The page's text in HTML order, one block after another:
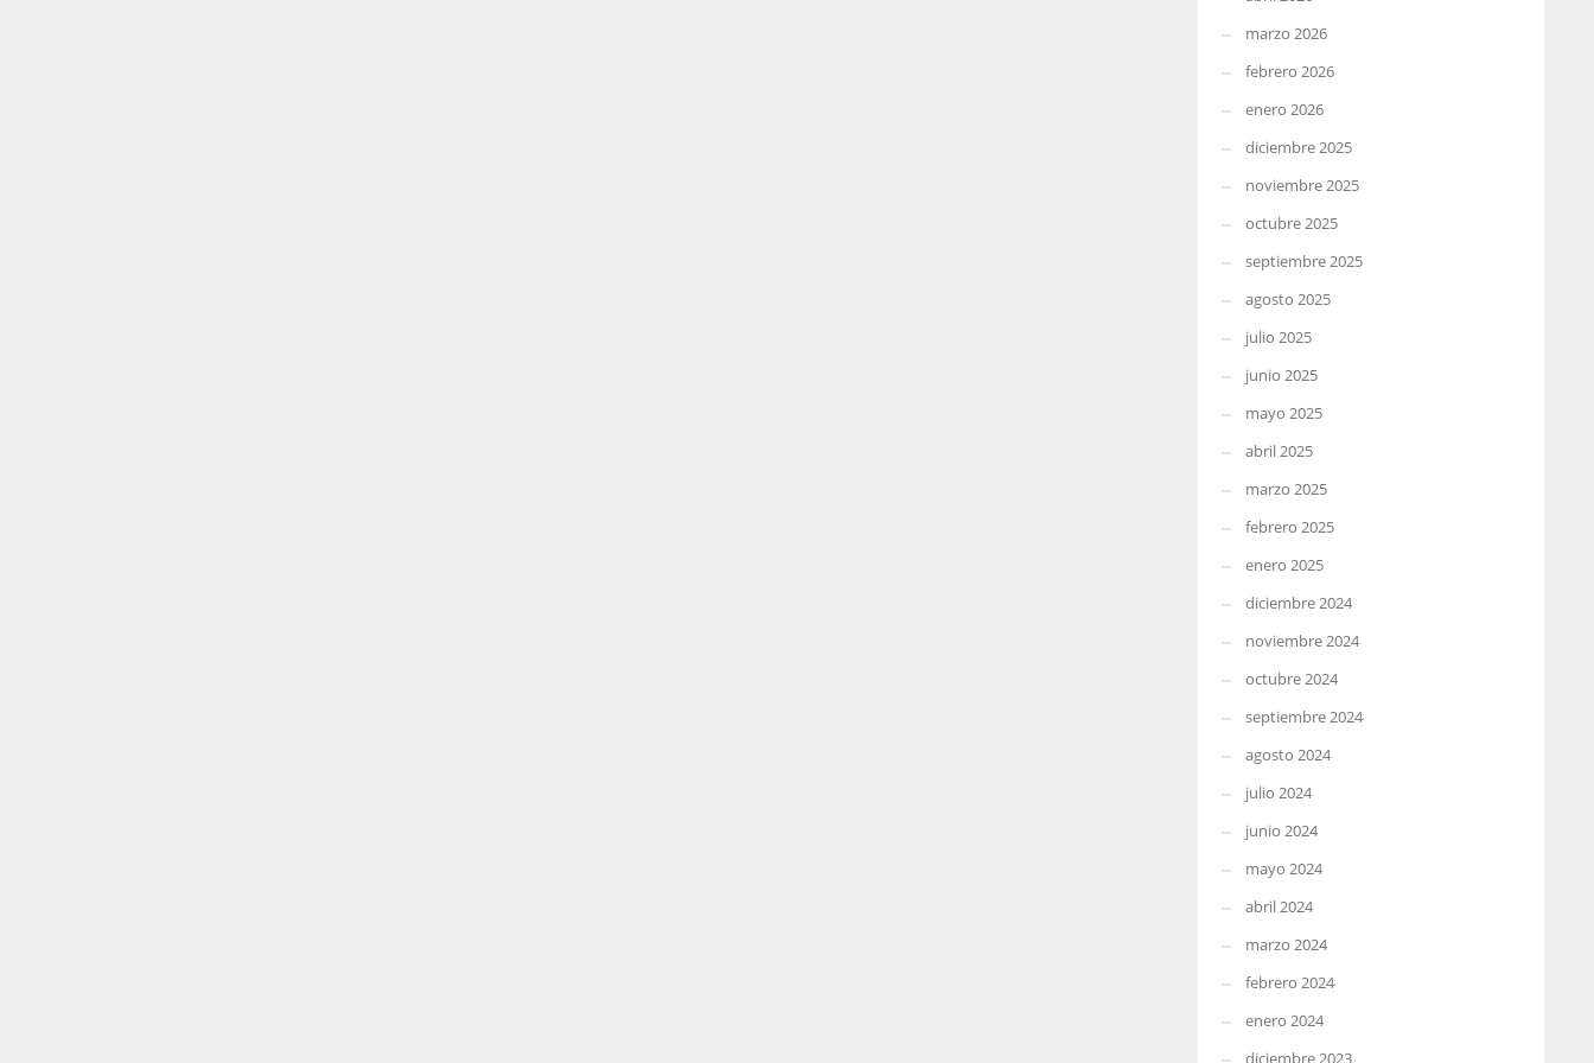
marzo 2026
febrero 2026
enero 2026
diciembre 2025
noviembre 2025
octubre 2025
septiembre 2025
agosto 2025
julio 2025
junio 2025
mayo 2025
abril 2025
marzo 2025
febrero 2025
enero 2025
diciembre 2024
noviembre 2024
octubre 2024
septiembre 2024
agosto 2024
julio 2024
junio 2024
mayo 2024
abril 2024
marzo 2024
febrero 2024
enero 2024
diciembre 2023